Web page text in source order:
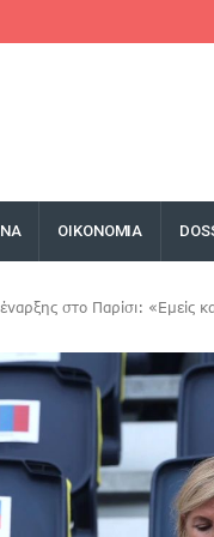
ΟΙΚΟΝΟΜΙΑ
στο Παρίσι: «Εμείς